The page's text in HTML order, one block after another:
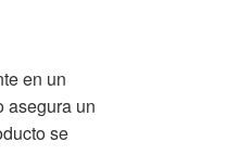
en un
asegura un
se